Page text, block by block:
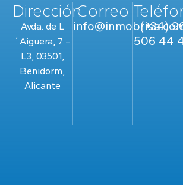
Dirección
Avda. de L
´Aiguera, 7 –
L3, 03501,
Benidorm,
Alicante
Correo
(+34)
506 44